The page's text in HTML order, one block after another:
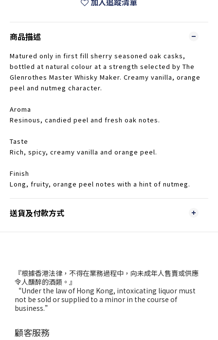
商品描述
Matured only in first fill sherry seasoned oak casks,
bottled at natural colour at a strength selected by The
Glenrothes Master Whisky Maker. Creamy vanilla, orange
peel and nutmeg character.
Aroma
Resinous, candied peel and fresh oak notes.
Taste
Rich, spicy, creamy vanilla and orange peel.
Finish
Long, fruity, orange peel notes with a hint of nutmeg.
送貨及付款方式
『根據香港法律，不得在業務過程中，向未成年人售賣或供應
令人醺醉的酒類。』
“Under the law of Hong Kong, intoxicating liquor must
not be sold or supplied to a minor in the course of
business.”
顧客服務